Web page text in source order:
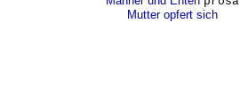
Mutter opfert sich